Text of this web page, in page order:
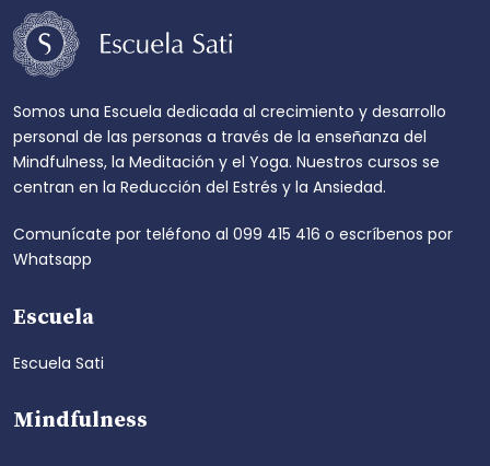
Somos una Escuela dedicada al crecimiento y desarrollo
personal de las personas a través de la enseñanza del
Mindfulness, la Meditación y el Yoga. Nuestros cursos se
centran en la Reducción del Estrés y la Ansiedad.
Comunícate por teléfono al 099 415 416 o escríbenos por
Whatsapp
Escuela
Escuela Sati
Mindfulness